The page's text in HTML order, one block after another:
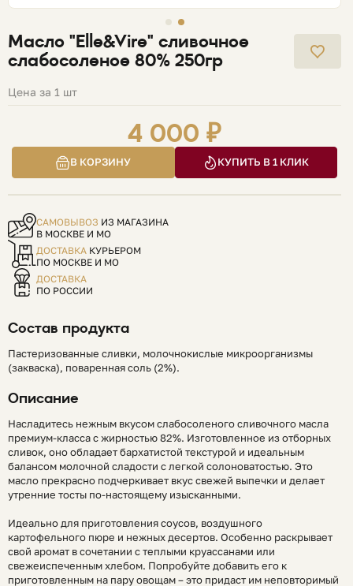
Масло "Elle&Vire" сливочное
слабосоленое 80% 250гр
Цена за 1 шт
4 000 ₽
В КОРЗИНУ КУПИТЬ В 1 КЛИК
САМОВЫВОЗ ИЗ МАГАЗИНА
В МОСКВЕ И МО
ДОСТАВКА КУРЬЕРОМ
ПО МОСКВЕ И МО
ДОСТАВКА
ПО РОССИИ
Состав продукта
Пастеризованные сливки, молочнокислые микроорганизмы
(закваска), поваренная соль (2%).
Описание
Насладитесь нежным вкусом слабосоленого сливочного масла
премиум-класса с жирностью 82%. Изготовленное из отборных
сливок, оно обладает бархатистой текстурой и идеальным
балансом молочной сладости с легкой солоноватостью. Это
масло прекрасно подчеркивает вкус свежей выпечки и делает
утренние тосты по-настоящему изысканными.
Идеально для приготовления соусов, воздушного
картофельного пюре и нежных десертов. Особенно раскрывает
свой аромат в сочетании с теплыми круассанами или
свежеиспеченным хлебом. Попробуйте добавить его к
приготовленным на пару овощам – это придаст им неповторимый